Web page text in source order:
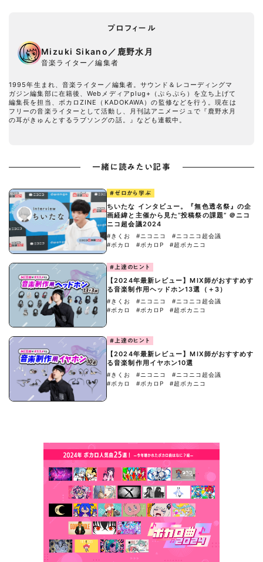
プロフィール
Mizuki Sikano／鹿野水月
音楽ライター／編集者
1995年生まれ、音楽ライター／編集者。サウンド＆レコーディングマ
ガジン編集部に在籍後、Webメディアplug+（ぷらぷら）を立ち上げて
編集長を担当、ボカロZINE（KADOKAWA）の監修などを行う。現在は
フリーの音楽ライターとして活動し、月刊誌アニメージュで『鹿野水月
の耳がきゅんとするラブソングの話。』なども連載中。
一緒に読みたい記事
#ゼロから学ぶ
ちいたな インタビュー。『無色透名祭』の企
画経緯と主催から見た“投稿祭の課題” ＠ニコ
ニコ超会議2024
#きくお #ニコニコ
#ニコニコ超会議
#ボカロ
#ボカロP #超ボカニコ
#上達のヒント
【2024年最新レビュー】MIX師がおすすめす
る音楽制作用ヘッドホン13選（＋3）
#きくお #ニコニコ
#ニコニコ超会議
#ボカロ
#ボカロP #超ボカニコ
#上達のヒント
【2024年最新レビュー】MIX師がおすすめす
る音楽制作用イヤホン10選
#きくお #ニコニコ
#ニコニコ超会議
#ボカロ
#ボカロP #超ボカニコ